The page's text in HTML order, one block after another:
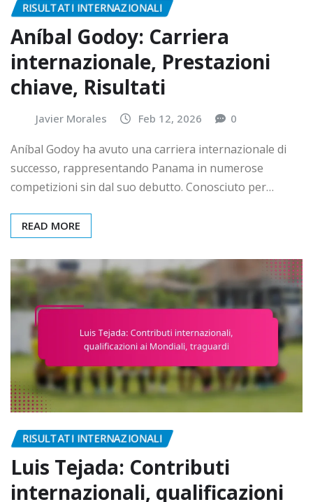
RISULTATI INTERNAZIONALI
Aníbal Godoy: Carriera
internazionale, Prestazioni
chiave, Risultati
Javier Morales Feb 12, 2026 0
Aníbal Godoy ha avuto una carriera internazionale di
successo, rappresentando Panama in numerose
competizioni sin dal suo debutto. Conosciuto per…
READ MORE
RISULTATI INTERNAZIONALI
Luis Tejada: Contributi
internazionali, qualificazioni